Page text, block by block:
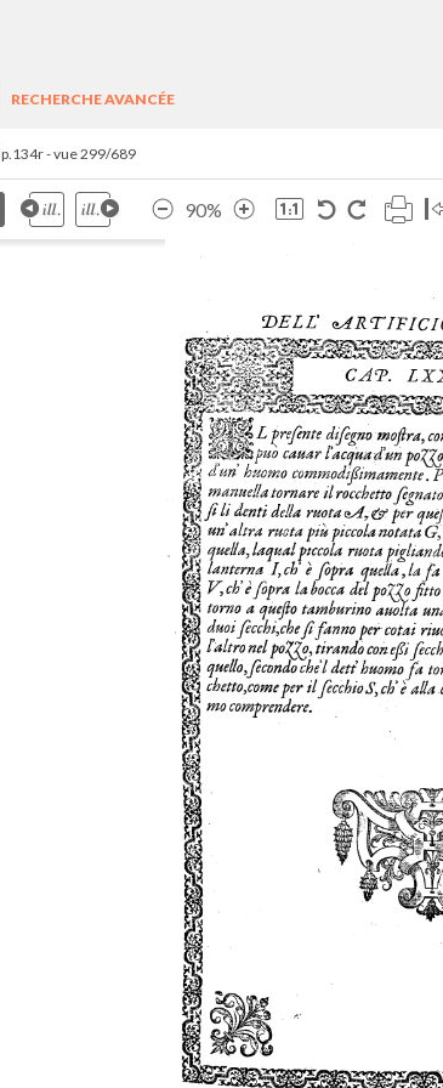
RECHERCHE AVANCÉE
p.134r - vue 299/689
90%